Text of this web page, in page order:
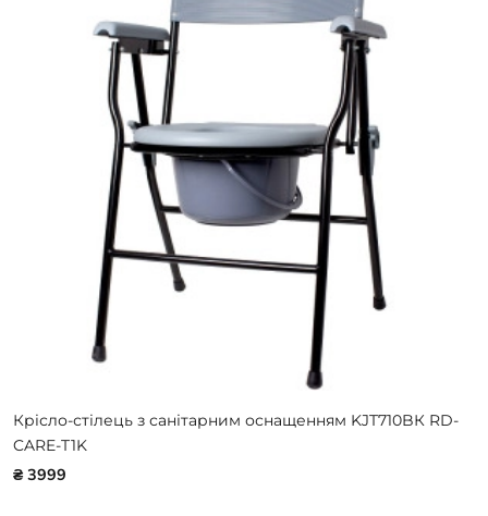
Крісло-стілець з санітарним оснащенням KJT710BК RD-
CARE-T1K
₴ 3999